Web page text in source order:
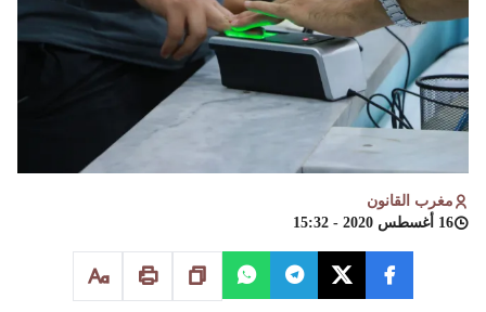
مغرب القانون
16 أغسطس 2020 - 15:32